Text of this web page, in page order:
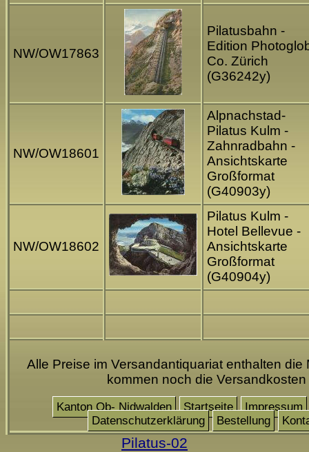
NW/OW17863
Pilatusbahn -
Edition
Co. Zürich
(G36242y)
NW/OW18601
Alpnachstad-
Pilatus Kulm -
Zahnradbahn -
Ansichtskarte
Großformat
(G40903y)
NW/OW18602
Pilatus Kulm -
Hotel Bellevue -
Ansichtskarte
Großformat
(G40904y)
Alle Preise im Versandantiquariat enthalten die
kommen noch die Versandkosten
Kanton Ob- Nidwalden Startseite
Impressum
Datenschutzerklärung
Bestellung
Pilatus-02